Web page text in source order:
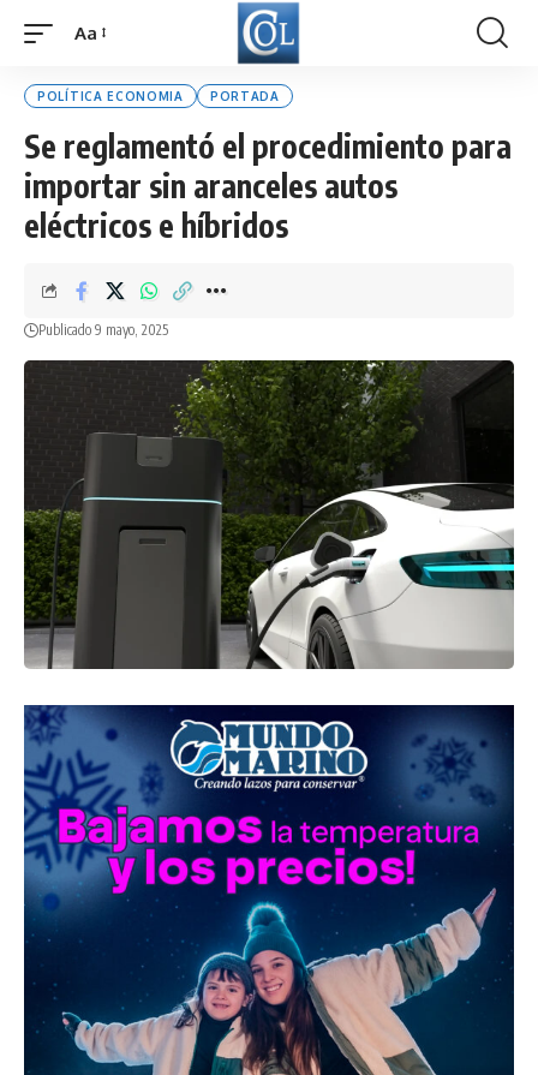
Font
Aa
POLÍTICA ECONOMIA PORTADA
Se reglamentó el procedimiento para
importar sin aranceles autos
eléctricos e híbridos
Publicado 9 mayo, 2025